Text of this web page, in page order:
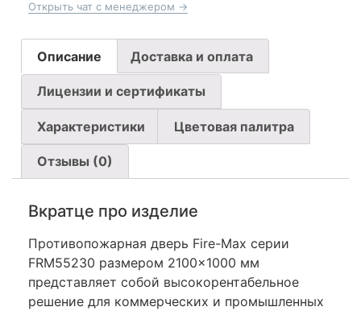
Открыть чат с менеджером →
Описание Доставка и оплата
Лицензии и сертификаты
Характеристики Цветовая палитра
Отзывы (0)
Вкратце про изделие
Противопожарная дверь Fire-Max серии
FRM55230 размером 2100×1000 мм
представляет собой высокорентабельное
решение для коммерческих и промышленных